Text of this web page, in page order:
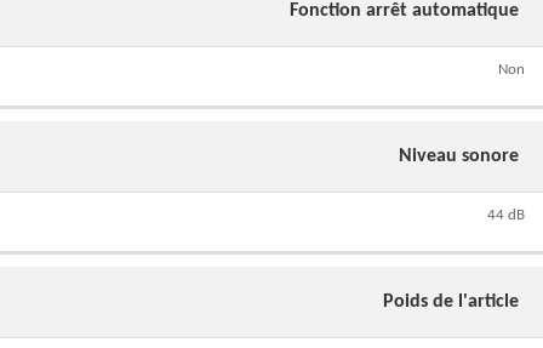
Fonction arrêt automatique
Non
Niveau sonore
44 dB
Poids de l'article